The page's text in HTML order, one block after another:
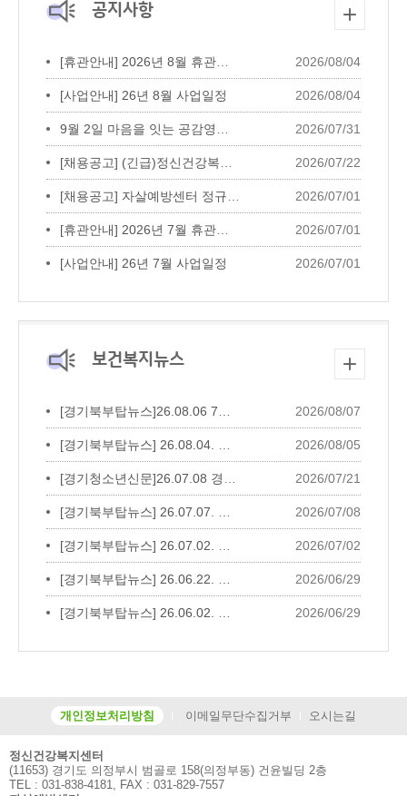
공지사항
2026/08/04
[사업안내] 26년 8월 사업일정 2026/08/04
2026/07/31
2026/07/22
2026/07/01
2026/07/01
[사업안내] 26년 7월 사업일정 2026/07/01
보건복지뉴스
2026/08/07
2026/08/05
2026/07/21
2026/07/08
2026/07/02
2026/06/29
2026/06/29
개인정보처리방침 이메일무단수집거부 오시는길
정신건강복지센터
(11653) 경기도 의정부시 범골로 158(의정부동) 건윤빌딩 2층
TEL : 031-838-4181, FAX : 031-829-7557